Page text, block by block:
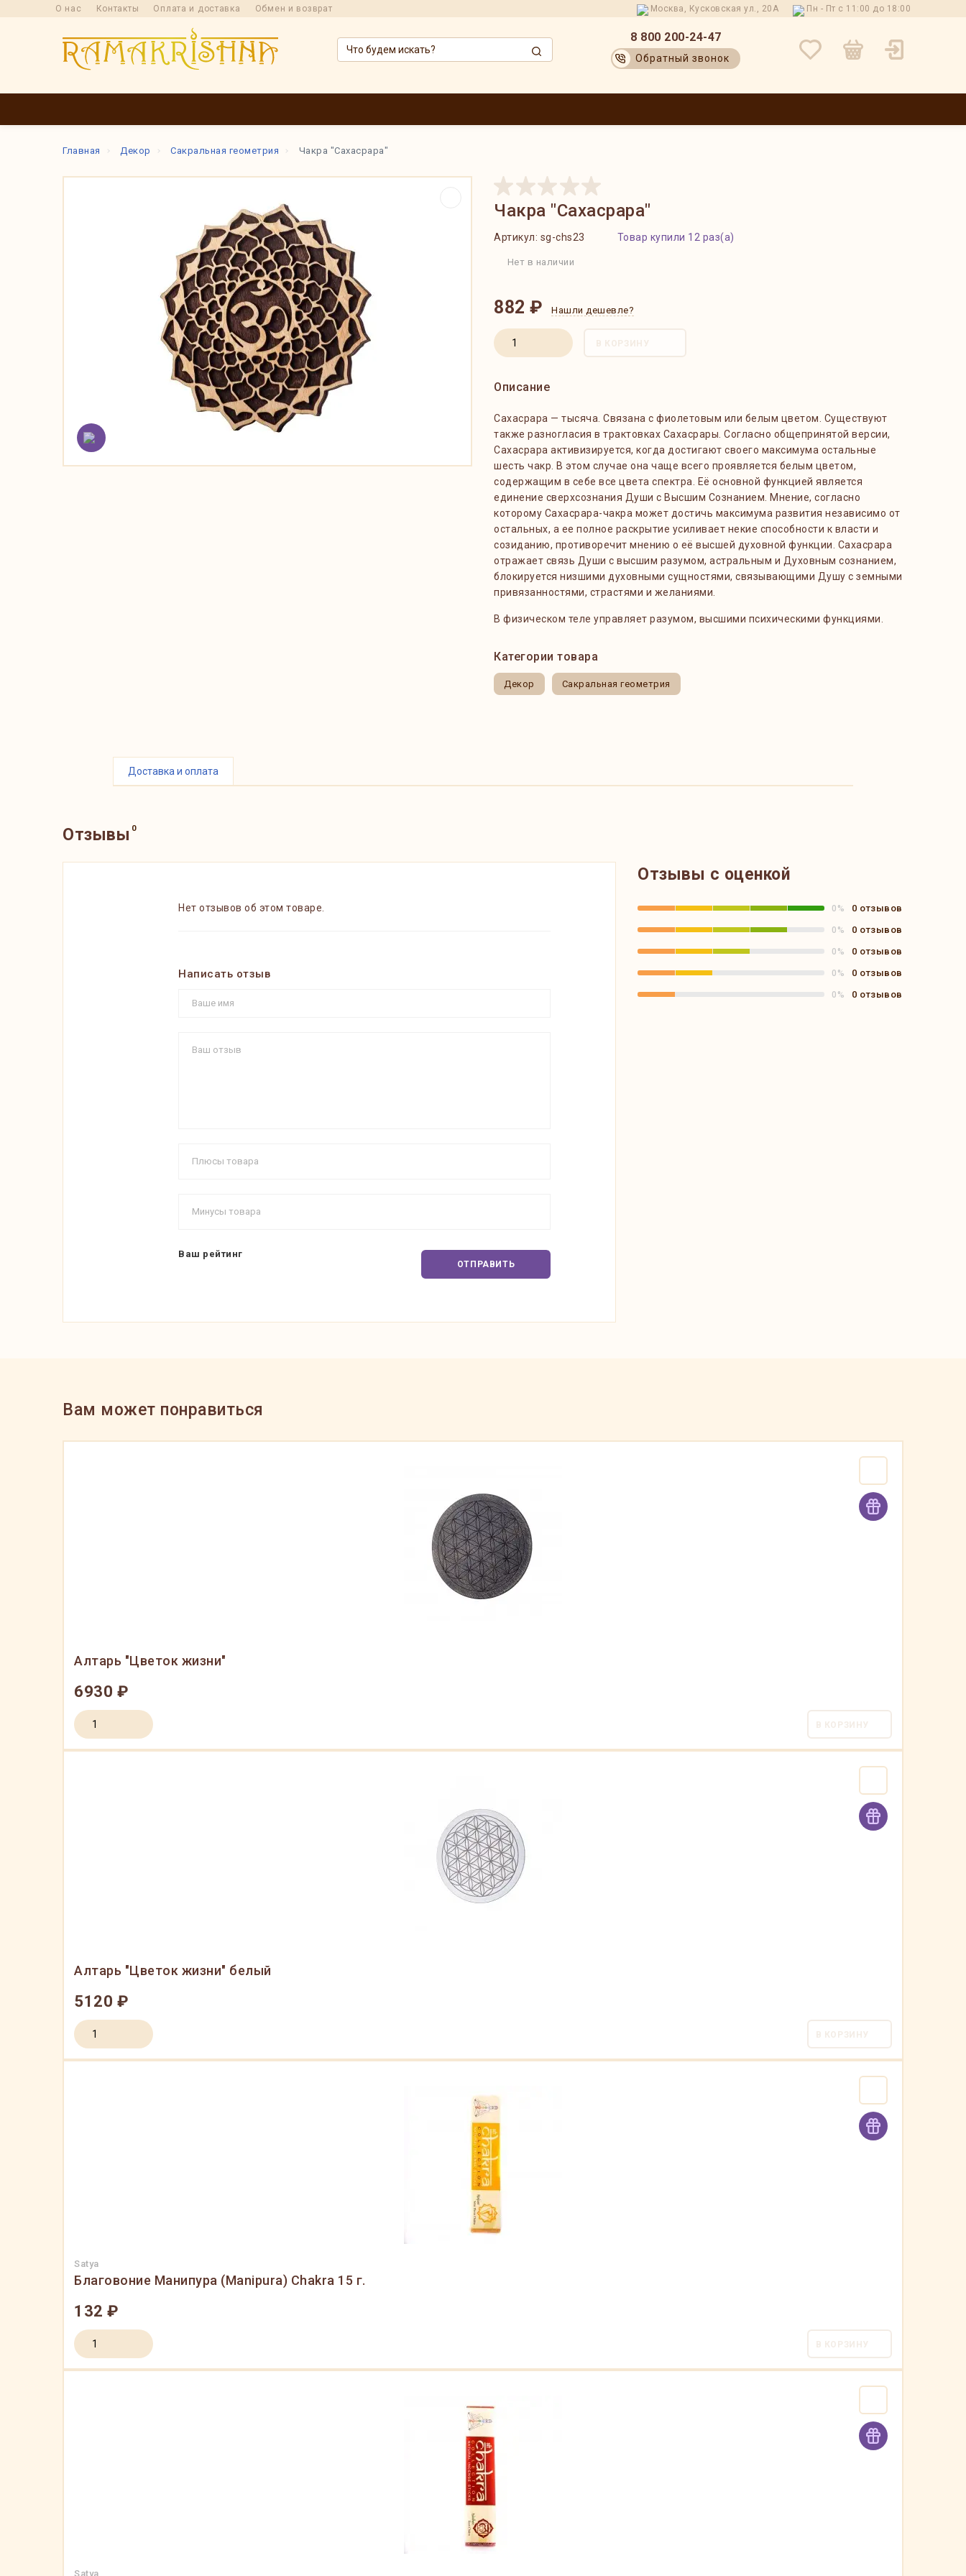
О нас Контакты Оплата и доставка Обмен и возврат Москва, Кусковская ул., 20А Пн - Пт с 11:00 до 18:00
8 800 200-24-47
Обратный звонок
Главная Декор Сакральная геометрия Чакра "Сахасрара"
Чакра "Сахасрара"
Артикул: sg-chs23 Товар купили 12 раз(а)
Нет в наличии
882 ₽ Нашли дешевле?
В КОРЗИНУ
Описание
Сахасрара — тысяча. Связана с фиолетовым или белым цветом. Существуют
также разногласия в трактовках Сахасрары. Согласно общепринятой версии,
Сахасрара активизируется, когда достигают своего максимума остальные
шесть чакр. В этом случае она чаще всего проявляется белым цветом,
содержащим в себе все цвета спектра. Её основной функцией является
единение сверхсознания Души с Высшим Сознанием. Мнение, согласно
которому Сахасрара-чакра может достичь максимума развития независимо от
остальных, а ее полное раскрытие усиливает некие способности к власти и
созиданию, противоречит мнению о её высшей духовной функции. Сахасрара
отражает связь Души с высшим разумом, астральным и Духовным сознанием,
блокируется низшими духовными сущностями, связывающими Душу с земными
привязанностями, страстями и желаниями.
В физическом теле управляет разумом, высшими психическими функциями.
Категории товара
Декор Сакральная геометрия
Доставка и оплата
Отзывы 0
Нет отзывов об этом товаре.
Написать отзыв
Ваш рейтинг
ОТПРАВИТЬ
Отзывы с оценкой
0% 0 отзывов
0% 0 отзывов
0% 0 отзывов
0% 0 отзывов
0% 0 отзывов
Вам может понравиться
Алтарь "Цветок жизни"
6930 ₽
В КОРЗИНУ
Алтарь "Цветок жизни" белый
5120 ₽
В КОРЗИНУ
Satya
Благовоние Манипура (Manipura) Chakra 15 г.
132 ₽
В КОРЗИНУ
Satya